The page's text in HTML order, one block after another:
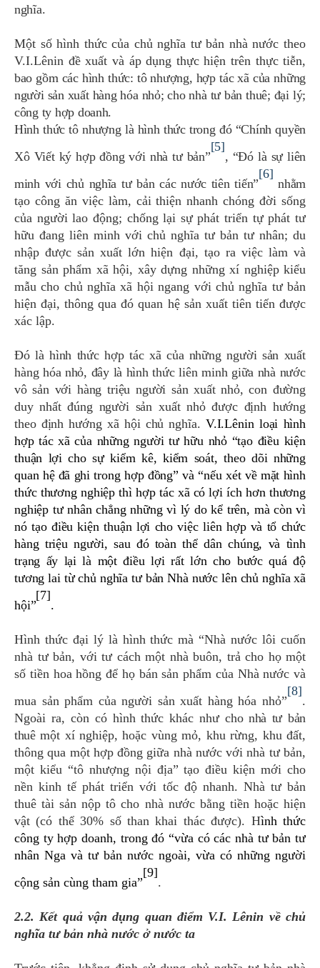
nghĩa.
Một số hình thức của chủ nghĩa tư bản nhà nước theo
V.I.Lênin đề xuất và áp dụng thực hiện trên thực tiễn,
bao gồm các hình thức: tô nhượng, hợp tác xã của những
người sản xuất hàng hóa nhỏ; cho nhà tư bản thuê; đại lý;
công ty hợp doanh.
Hình thứctô nhượng là hình thức trong đó “Chính quyền
Xô Viết ký hợp đồng với nhà tư bản”
[5]
, “Đó là sự liên
minh với chủ nghĩa tư bản các nước tiên tiến”
[6]
nhằm
tạo công ăn việc làm, cải thiện nhanh chóng đời sống
của người lao động; chống lại sự phát triển tự phát tư
hữu đang liên minh với chủ nghĩa tư bản tư nhân; du
nhập được sản xuất lớn hiện đại, tạo ra việc làm và
tăng sản phẩm xã hội, xây dựng những xí nghiệp kiểu
mẫu cho chủ nghĩa xã hội ngang với chủ nghĩa tư bản
hiện đại, thông qua đó quan hệ sản xuất tiên tiến được
xác lập.
Đó là hình thứchợp tác xã của những người sản xuất
hàng hóa nhỏ, đây là hình thức liên minh giữa nhà nước
vô sản với hàng triệu người sản xuất nhỏ, con đường
duy nhất đúng người sản xuất nhỏ được định hướng
theo định hướng xã hội chủ nghĩa. V.I.Lênin loại hình
hợp tác xã của những người tư hữu nhỏ “tạo điều kiện
thuận lợi cho sự kiểm kê, kiểm soát, theo dõi những
quan hệ đã ghi trong hợp đồng” và“nếu xét về mặt hình
thức thương nghiệp thì hợp tác xã có lợi ích hơn thương
nghiệp tư nhân chẳng những vì lý do kể trên, mà còn vì
nó tạo điều kiện thuận lợi cho việc liên hợp và tổ chức
hàng triệu người, sau đó toàn thể dân chúng, và tình
trạng ấy lại là một điều lợi rất lớn cho bước quá độ
tương lai từ chủ nghĩa tư bản Nhà nước lên chủ nghĩa xã
hội”
[7]
.
Hình thức đại lý là hình thức mà “Nhà nước lôi cuốn
nhà tư bản, với tư cách một nhà buôn, trả cho họ một
số tiền hoa hồng để họ bán sản phẩm của Nhà nước và
mua sản phẩm của người sản xuất hàng hóa nhỏ”
[8]
.
Ngoài ra, còn có hình thức khác nhưcho nhà tư bản
thuê một xí nghiệp, hoặc vùng mỏ, khu rừng, khu đất,
thông qua một hợp đồng giữa nhà nước với nhà tư bản,
một kiểu “tô nhượng nội địa” tạo điều kiện mới cho
nền kinh tế phát triển với tốc độ nhanh. Nhà tư bản
thuê tài sản nộp tô cho nhà nước bằng tiền hoặc hiện
vật (có thể 30% số than khai thác được). Hình thức
công ty hợp doanh, trong đó “vừa có các nhà tư bản tư
nhân Nga và tư bản nước ngoài, vừa có những người
cộng sản cùng tham gia”
[9]
.
2.2. Kết quả vận dụng quan điểm V.I. Lênin về chủ
nghĩa tư bản nhà nước ở nước ta